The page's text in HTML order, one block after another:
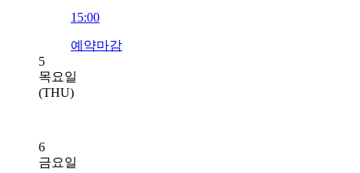
15:00
예약마감
5
목요일
(THU)
6
금요일